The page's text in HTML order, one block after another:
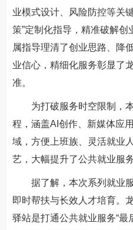
业模式设计、风险防控等关
策”定制化指导，精准破解
属指导理清了创业思路、降
业信心，精细化服务彰显了
准。
为打破服务时空限制，
程，涵盖AI创作、新媒体应
域，方便上班族、灵活就业
艺，大幅提升了公共就业服
据了解，本次系列就业
即时帮扶与长效人才培育。
驿站是打通公共就业服务“最